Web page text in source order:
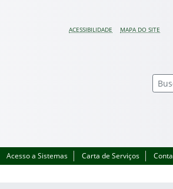
ACESSIBILIDADE MAPA DO SITE
Acesso a Sistemas Carta de Serviços